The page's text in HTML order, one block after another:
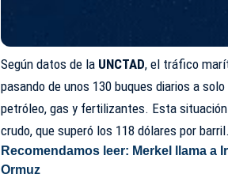
Según datos de la UNCTAD, el tráfico
pasando de unos 130 buques diarios a
petróleo, gas y fertilizantes. Esta
crudo, que superó los 118 dólares por barril.
Recomendamos leer: Merkel llama a
Ormuz